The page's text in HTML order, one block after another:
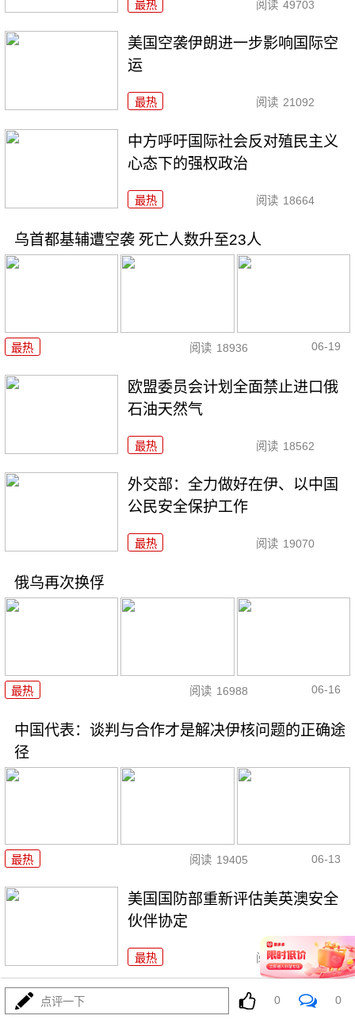
最热 阅读 49703
美国空袭伊朗进一步影响国际空
运
最热 阅读 21092
中方呼吁国际社会反对殖民主义
心态下的强权政治
最热 阅读 18664
乌首都基辅遭空袭 死亡人数升至23人
最热 阅读 18936 06-19
欧盟委员会计划全面禁止进口俄
石油天然气
最热 阅读 18562
外交部：全力做好在伊、以中国
公民安全保护工作
最热 阅读 19070
俄乌再次换俘
最热 阅读 16988 06-16
中国代表：谈判与合作才是解决伊核问题的正确途
径
最热 阅读 19405 06-13
美国国防部重新评估美英澳安全
伙伴协定
最热 阅读 17220
11万列！中欧班列跑出“质量跃
升”加速度
点评一下 0 0